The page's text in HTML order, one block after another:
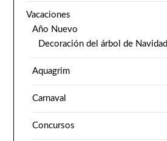
Vacaciones
Año Nuevo
Decoración del árbol de Navidad
Aquagrim
Carnaval
Concursos